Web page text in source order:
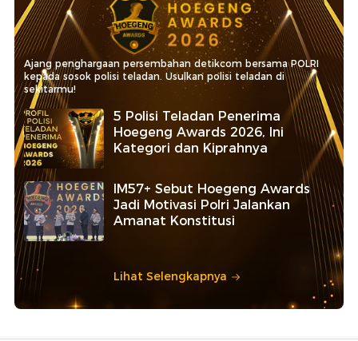
Ajang penghargaan persembahan detikcom bersama POLRI
kepada sosok polisi teladan. Usulkan polisi teladan di
sekitarmu!
5 Polisi Teladan Penerima
Hoegeng Awards 2026, Ini
Kategori dan Kiprahnya
IM57+ Sebut Hoegeng Awards
Jadi Motivasi Polri Jalankan
Amanat Konstitusi
Lihat Selengkapnya